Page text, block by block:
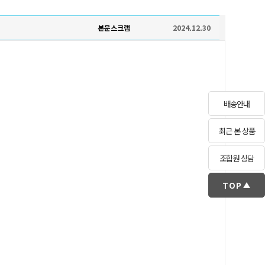
배송안내
최근 본 상품
조합원 상담
TOP
본문스크랩 2024.12.30